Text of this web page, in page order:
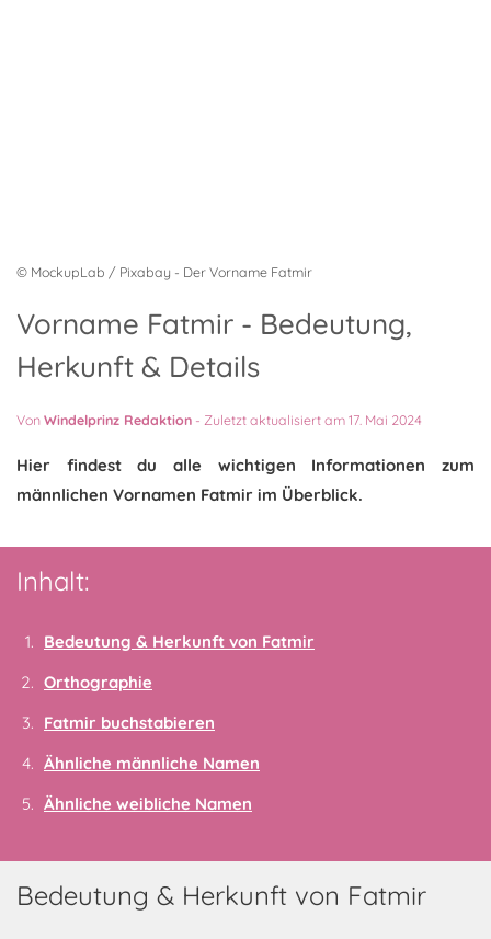
© MockupLab / Pixabay - Der Vorname Fatmir
Vorname Fatmir - Bedeutung,
Herkunft & Details
VonWindelprinz Redaktion - Zuletzt aktualisiert am 17. Mai 2024
Hier findest du alle wichtigen Informationen zum
männlichen Vornamen Fatmir im Überblick.
Inhalt:
Bedeutung & Herkunft von Fatmir
Orthographie
Fatmir buchstabieren
Ähnliche männliche Namen
Ähnliche weibliche Namen
Bedeutung & Herkunft von Fatmir